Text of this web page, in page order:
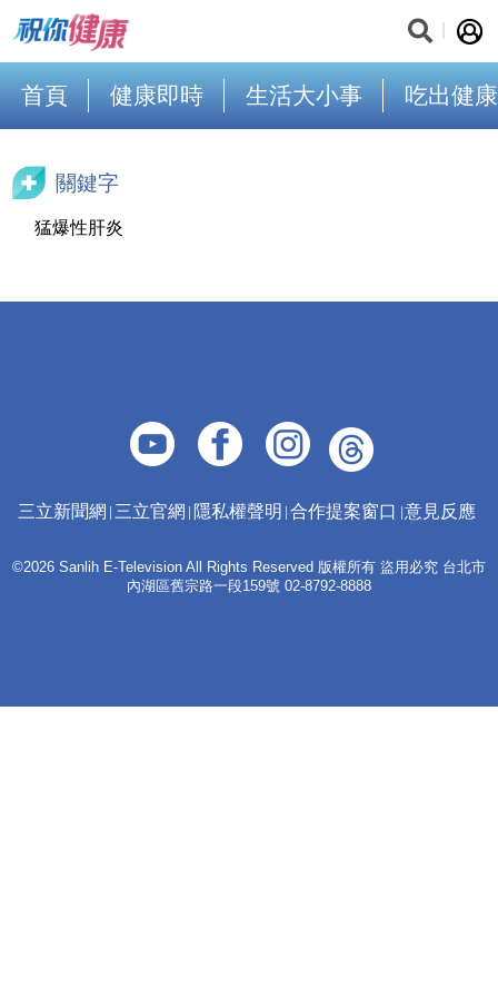
首頁 健康即時 生活大小事 吃出健康
關鍵字
猛爆性肝炎
三立新聞網 三立官網 隱私權聲明 合作提案窗口 意見反應
©2026 Sanlih E-Television All Rights Reserved 版權所有 盜用必究 台北市
內湖區舊宗路一段159號 02-8792-8888